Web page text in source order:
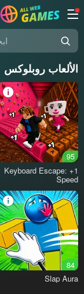
ابحث عن لعبة أو نوع
الألعاب روبلوكس
95
Keyboard Escape: +1
Speed
84
Slap Aura